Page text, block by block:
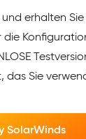
und erhalten
das Sie
SolarWinds